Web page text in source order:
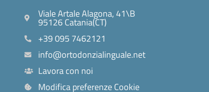
Viale Artale Alagona, 41\B
95126 Catania(CT)
+39 095 7462121
info@ortodonzialinguale.net
Lavora con noi
Modifica preferenze Cookie